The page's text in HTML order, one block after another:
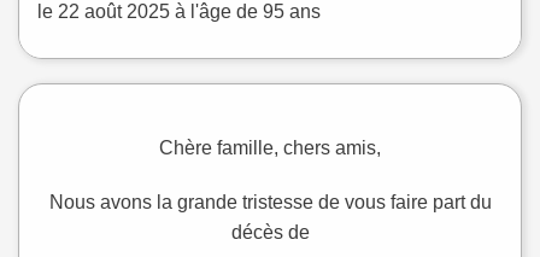
le 22 août 2025 à l'âge de 95 ans
Chère famille, chers amis,
Nous avons la grande tristesse de vous faire part du
décès de